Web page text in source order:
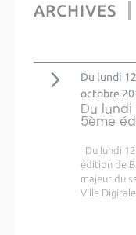
ARCHIVES
Du lundi
octobre
Du
5ème
Du lundi
édition de
majeur du
Ville